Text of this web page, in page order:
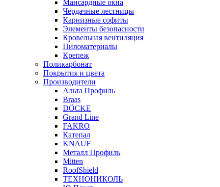
Мансардные окна
Чердачные лестницы
Карнизные софиты
Элементы безопасности
Кровельная вентиляция
Пиломатериалы
Крепеж
Поликарбонат
Покрытия и цвета
Производители
Альта Профиль
Braas
DÖCKE
Grand Line
FAKRO
Катепал
KNAUF
Металл Профиль
Mitten
RoofShield
ТЕХНОНИКОЛЬ